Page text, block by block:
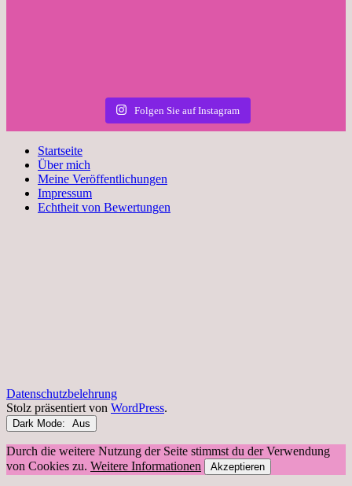
Folgen Sie auf Instagram
Startseite
Über mich
Meine Veröffentlichungen
Impressum
Echtheit von Bewertungen
Datenschutzbelehrung
Stolz präsentiert von WordPress.
Dark Mode:
Durch die weitere Nutzung der Seite stimmst du der Verwendung
von Cookies zu. Weitere Informationen Akzeptieren